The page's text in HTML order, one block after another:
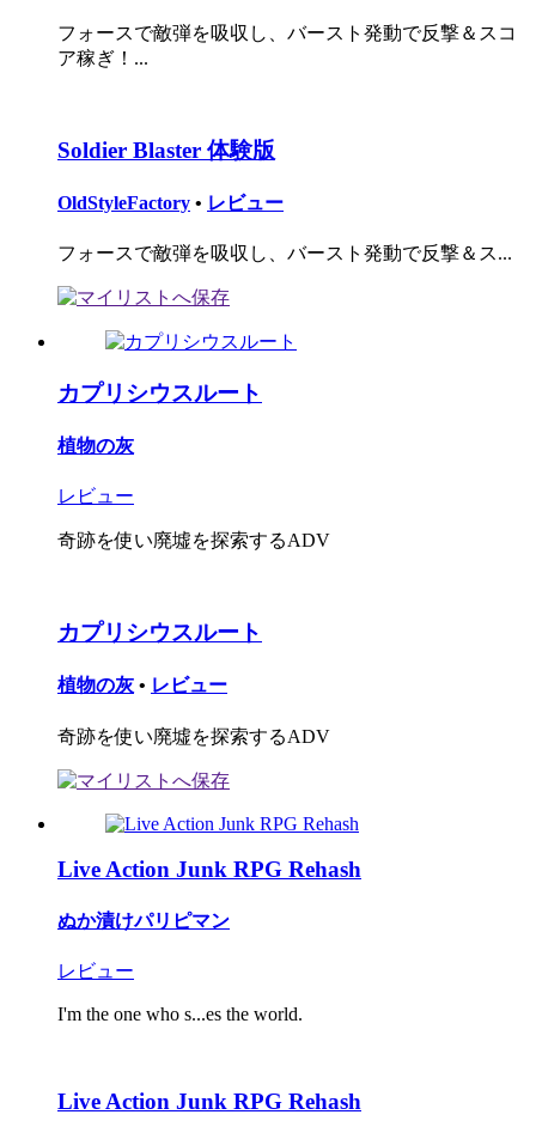
フォースで敵弾を吸収し、バースト発動で反撃＆スコ
ア稼ぎ！...
Soldier Blaster 体験版
OldStyleFactory • レビュー
フォースで敵弾を吸収し、バースト発動で反撃＆ス...
カプリシウスルート
植物の灰
レビュー
奇跡を使い廃墟を探索するADV
カプリシウスルート
植物の灰 • レビュー
奇跡を使い廃墟を探索するADV
Live Action Junk RPG Rehash
ぬか漬けパリピマン
レビュー
I'm the one who s...es the world.
Live Action Junk RPG Rehash